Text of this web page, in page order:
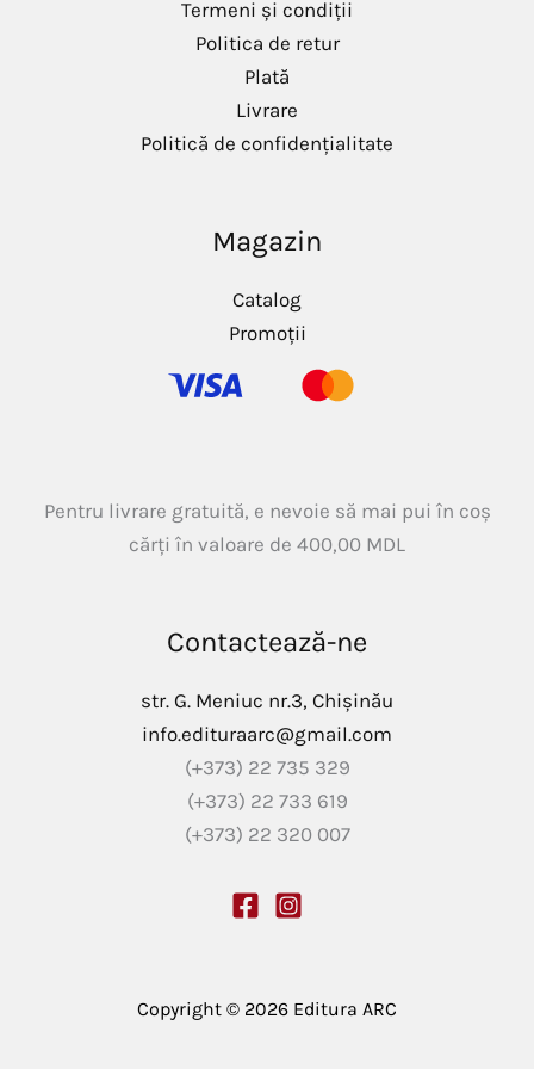
Termeni și condiții
Politica de retur
Plată
Livrare
Politică de confidențialitate
Magazin
Catalog
Promoții
Pentru livrare gratuită, e nevoie să mai pui în coș
cărți în valoare de 400,00 MDL
Contactează-ne
str. G. Meniuc nr.3, Chișinău
info.edituraarc@gmail.com
(+373) 22 735 329
(+373) 22 733 619
(+373) 22 320 007
Copyright © 2026 Editura ARC